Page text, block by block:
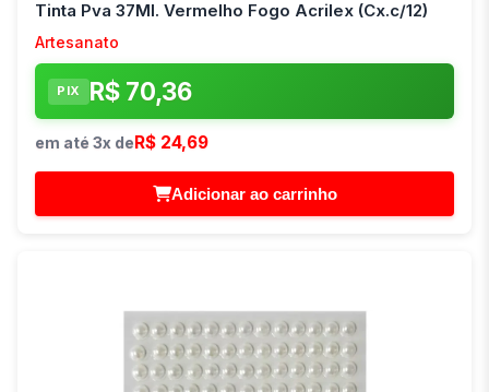
Tinta Pva 37Ml. Vermelho Fogo Acrilex (Cx.c/12)
Artesanato
PIX R$ 70,36
em até 3x de R$ 24,69
Adicionar ao carrinho